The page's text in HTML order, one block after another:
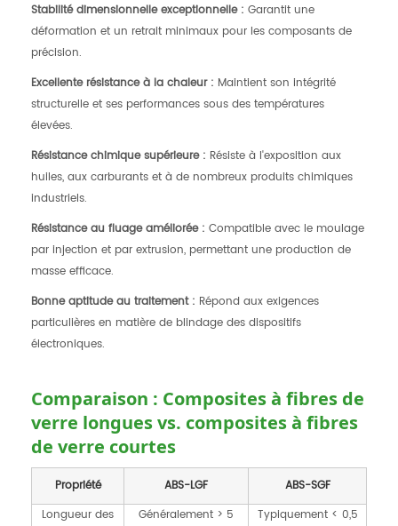
Stabilité dimensionnelle exceptionnelle : Garantit une
déformation et un retrait minimaux pour les composants de
précision.
Excellente résistance à la chaleur : Maintient son intégrité
structurelle et ses performances sous des températures
élevées.
Résistance chimique supérieure : Résiste à l'exposition aux
huiles, aux carburants et à de nombreux produits chimiques
industriels.
Résistance au fluage améliorée : Compatible avec le moulage
par injection et par extrusion, permettant une production de
masse efficace.
Bonne aptitude au traitement : Répond aux exigences
particulières en matière de blindage des dispositifs
électroniques.
Comparaison : Composites à fibres de
verre longues vs. composites à fibres
de verre courtes
Propriété ABS-LGF
ABS-SGF
Longueur des
Généralement > 5
Typiquement < 0,5